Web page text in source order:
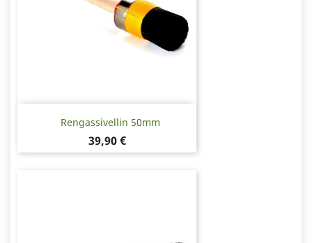
Rengassivellin 50mm
Hinta
39,90 €